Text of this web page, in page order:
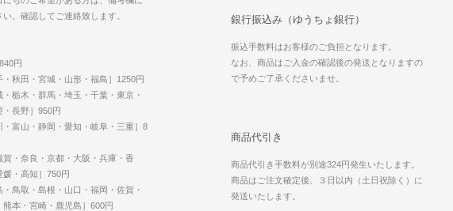
い。確認してご連絡致します。
円
・秋田・宮城・山形・福島］1250円
・栃木・群馬・埼玉・千葉・東京・
・長野］950円
・富山・静岡・愛知・岐阜・三重］8
賀・奈良・京都・大阪・兵庫・香
媛・高知］750円
・鳥取・島根・山口・福岡・佐賀・
熊本・宮崎・鹿児島］600円
銀行振込み（ゆうちょ銀行）
振込手数料はお客様のご負担となります。
なお、商品はご入金の確認後の発送となりますの
で予めご了承くださいませ。
商品代引き
商品代引き手数料が別途324円発生いたします。
商品はご注文確定後、３日以内（土日祝除く）に
発送いたします。